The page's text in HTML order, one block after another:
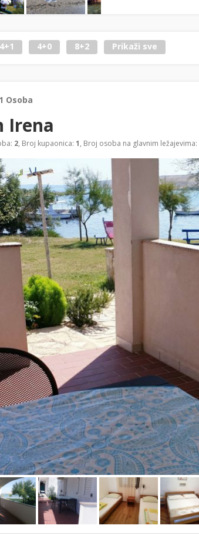
4+1 4+0 8+2 Prikaži sve
Osoba
Irena
2, Broj kupaonica: 1, Broj osoba na glavnim ležajevima: